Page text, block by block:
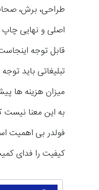
طراحی، برش،
اصلی و نهایی چاپ
قابل توجه
تبلیغاتی باید
میزان هزینه‌ ها
به این معنا
فولدر بی‌ اهمیت
کیفیت را فدای